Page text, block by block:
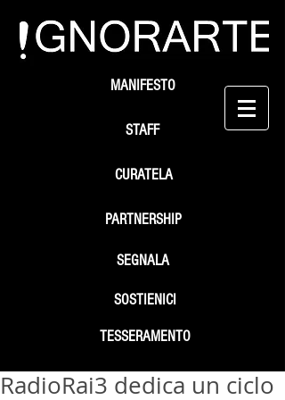
STAFF
SEGNALA
SOSTIENICI
MANIFESTO
PARTNERSHIP
TESSERAMENTO
CURATELA
RadioRai3 dedica un ciclo